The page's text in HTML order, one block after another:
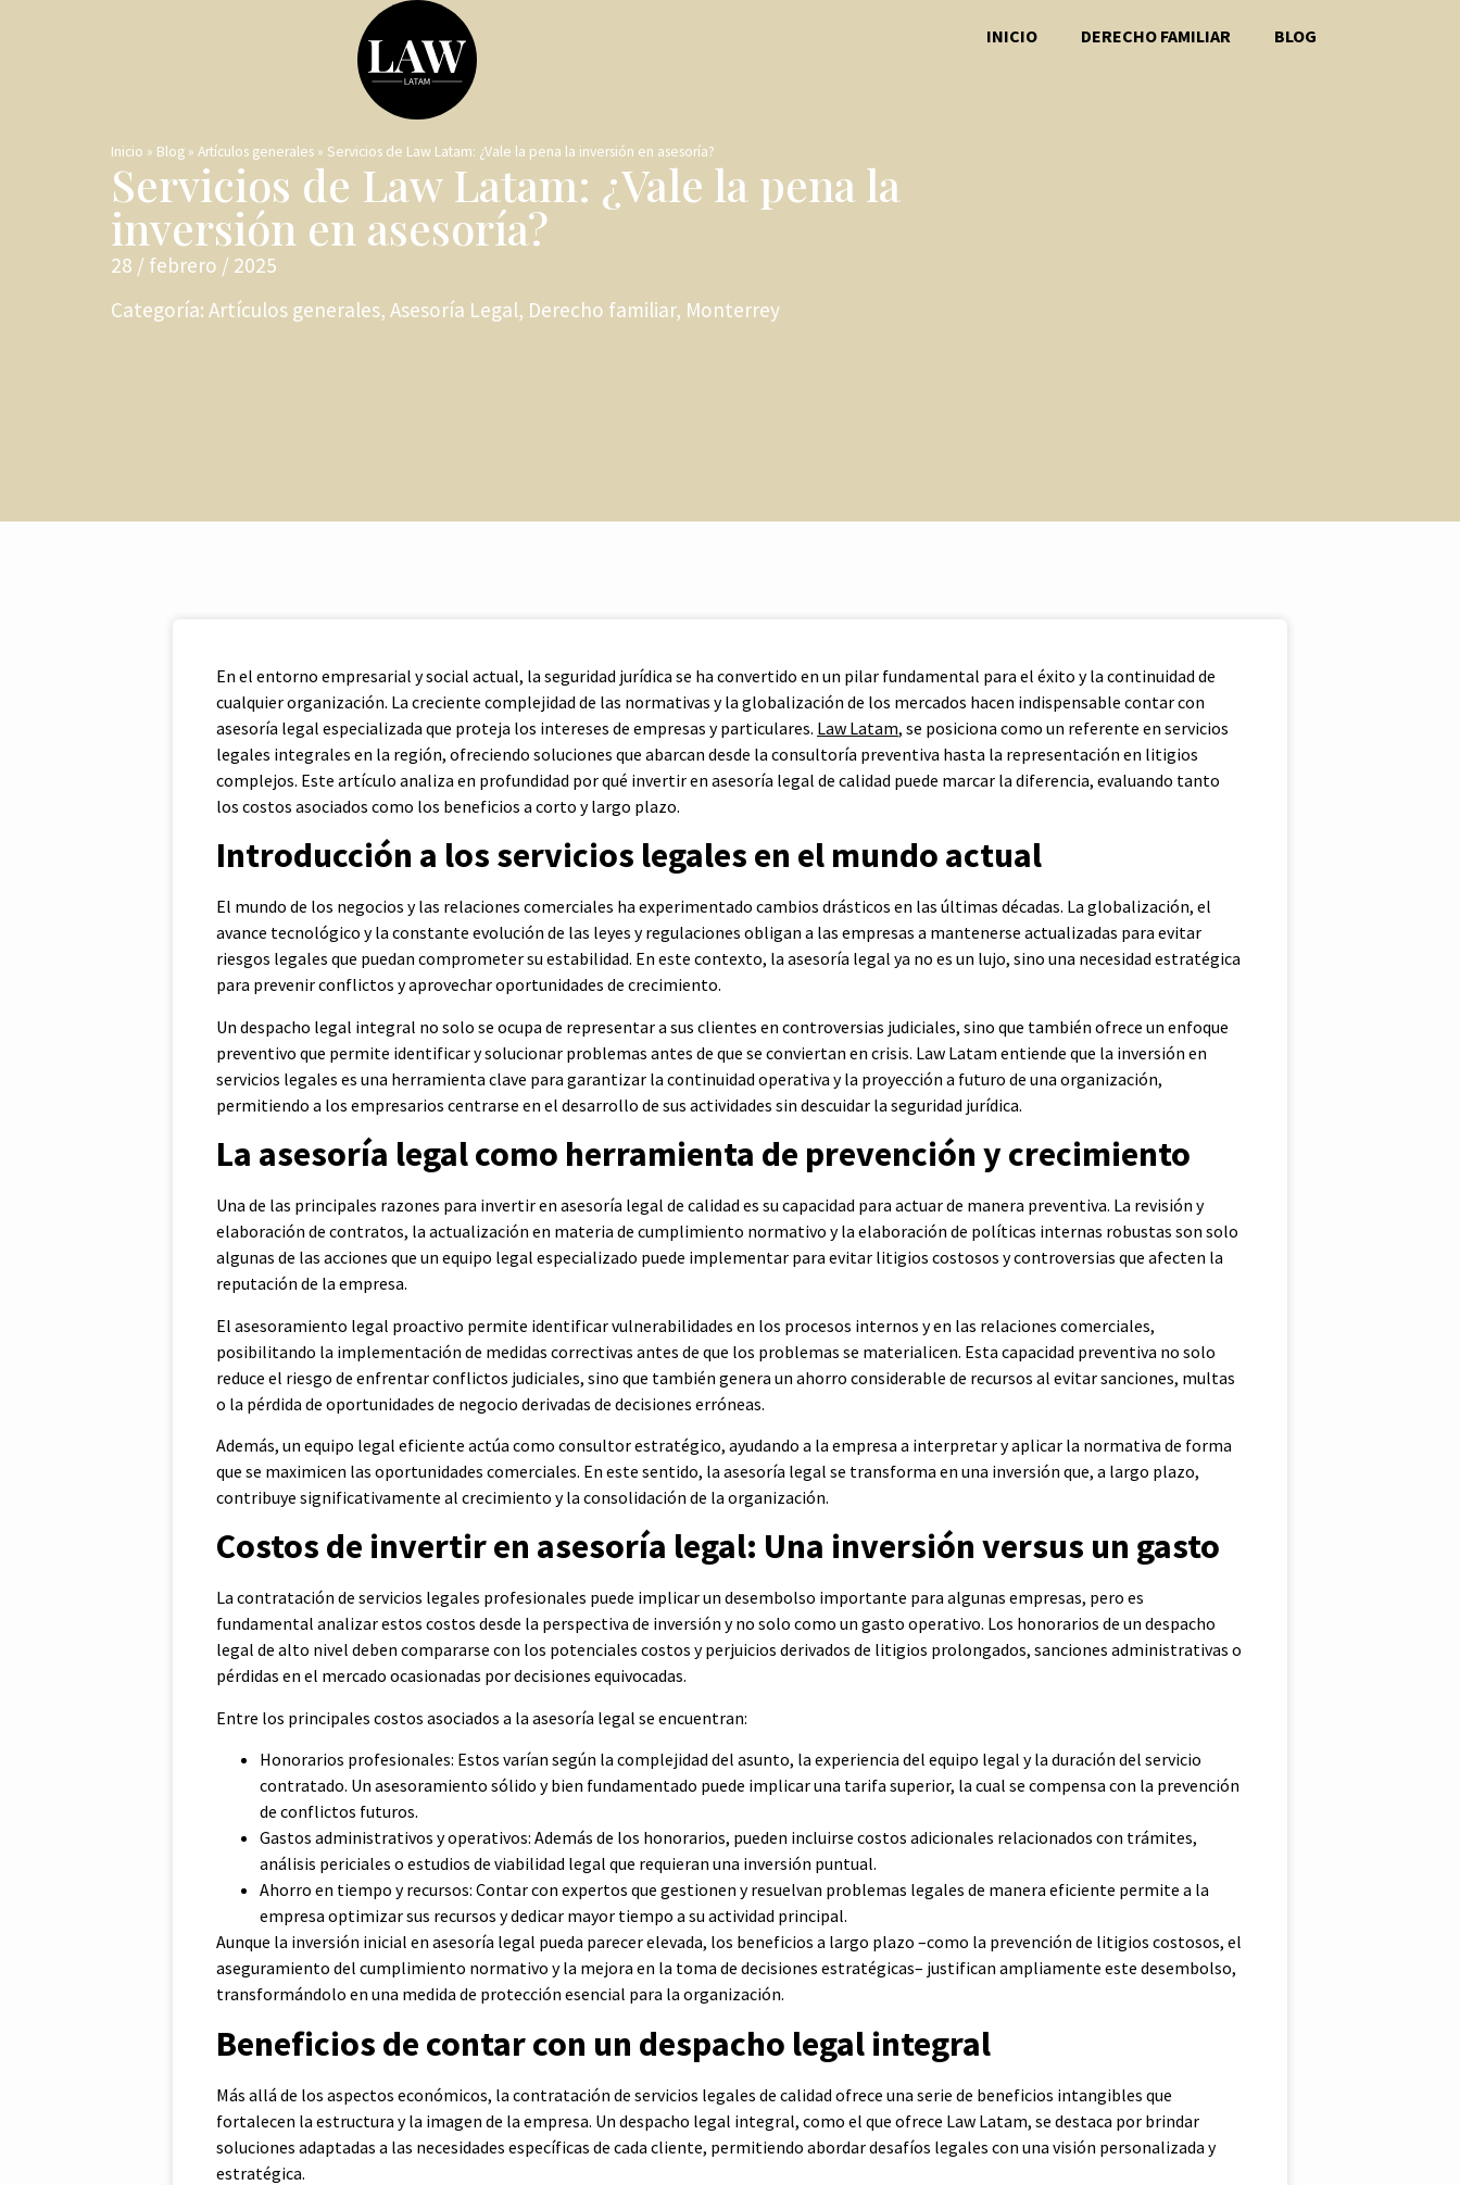
INICIO DERECHO FAMILIAR BLOG
Inicio » Blog » Artículos generales » Servicios de Law Latam: ¿Vale la pena la inversión en asesoría?
Servicios de Law Latam: ¿Vale la pena la
inversión en asesoría?
28 / febrero / 2025
Categoría: Artículos generales, Asesoría Legal, Derecho familiar, Monterrey
En el entorno empresarial y social actual, la seguridad jurídica se ha convertido en un pilar fundamental para el éxito y la continuidad de
cualquier organización. La creciente complejidad de las normativas y la globalización de los mercados hacen indispensable contar con
asesoría legal especializada que proteja los intereses de empresas y particulares. Law Latam, se posiciona como un referente en servicios
legales integrales en la región, ofreciendo soluciones que abarcan desde la consultoría preventiva hasta la representación en litigios
complejos. Este artículo analiza en profundidad por qué invertir en asesoría legal de calidad puede marcar la diferencia, evaluando tanto
los costos asociados como los beneficios a corto y largo plazo.
Introducción a los servicios legales en el mundo actual
El mundo de los negocios y las relaciones comerciales ha experimentado cambios drásticos en las últimas décadas. La globalización, el
avance tecnológico y la constante evolución de las leyes y regulaciones obligan a las empresas a mantenerse actualizadas para evitar
riesgos legales que puedan comprometer su estabilidad. En este contexto, la asesoría legal ya no es un lujo, sino una necesidad estratégica
para prevenir conflictos y aprovechar oportunidades de crecimiento.
Un despacho legal integral no solo se ocupa de representar a sus clientes en controversias judiciales, sino que también ofrece un enfoque
preventivo que permite identificar y solucionar problemas antes de que se conviertan en crisis. Law Latam entiende que la inversión en
servicios legales es una herramienta clave para garantizar la continuidad operativa y la proyección a futuro de una organización,
permitiendo a los empresarios centrarse en el desarrollo de sus actividades sin descuidar la seguridad jurídica.
La asesoría legal como herramienta de prevención y crecimiento
Una de las principales razones para invertir en asesoría legal de calidad es su capacidad para actuar de manera preventiva. La revisión y
elaboración de contratos, la actualización en materia de cumplimiento normativo y la elaboración de políticas internas robustas son solo
algunas de las acciones que un equipo legal especializado puede implementar para evitar litigios costosos y controversias que afecten la
reputación de la empresa.
El asesoramiento legal proactivo permite identificar vulnerabilidades en los procesos internos y en las relaciones comerciales,
posibilitando la implementación de medidas correctivas antes de que los problemas se materialicen. Esta capacidad preventiva no solo
reduce el riesgo de enfrentar conflictos judiciales, sino que también genera un ahorro considerable de recursos al evitar sanciones, multas
o la pérdida de oportunidades de negocio derivadas de decisiones erróneas.
Además, un equipo legal eficiente actúa como consultor estratégico, ayudando a la empresa a interpretar y aplicar la normativa de forma
que se maximicen las oportunidades comerciales. En este sentido, la asesoría legal se transforma en una inversión que, a largo plazo,
contribuye significativamente al crecimiento y la consolidación de la organización.
Costos de invertir en asesoría legal: Una inversión versus un gasto
La contratación de servicios legales profesionales puede implicar un desembolso importante para algunas empresas, pero es
fundamental analizar estos costos desde la perspectiva de inversión y no solo como un gasto operativo. Los honorarios de un despacho
legal de alto nivel deben compararse con los potenciales costos y perjuicios derivados de litigios prolongados, sanciones administrativas o
pérdidas en el mercado ocasionadas por decisiones equivocadas.
Entre los principales costos asociados a la asesoría legal se encuentran:
Honorarios profesionales: Estos varían según la complejidad del asunto, la experiencia del equipo legal y la duración del servicio
contratado. Un asesoramiento sólido y bien fundamentado puede implicar una tarifa superior, la cual se compensa con la prevención
de conflictos futuros.
Gastos administrativos y operativos: Además de los honorarios, pueden incluirse costos adicionales relacionados con trámites,
análisis periciales o estudios de viabilidad legal que requieran una inversión puntual.
Ahorro en tiempo y recursos: Contar con expertos que gestionen y resuelvan problemas legales de manera eficiente permite a la
empresa optimizar sus recursos y dedicar mayor tiempo a su actividad principal.
Aunque la inversión inicial en asesoría legal pueda parecer elevada, los beneficios a largo plazo –como la prevención de litigios costosos, el
aseguramiento del cumplimiento normativo y la mejora en la toma de decisiones estratégicas– justifican ampliamente este desembolso,
transformándolo en una medida de protección esencial para la organización.
Beneficios de contar con un despacho legal integral
Más allá de los aspectos económicos, la contratación de servicios legales de calidad ofrece una serie de beneficios intangibles que
fortalecen la estructura y la imagen de la empresa. Un despacho legal integral, como el que ofrece Law Latam, se destaca por brindar
soluciones adaptadas a las necesidades específicas de cada cliente, permitiendo abordar desafíos legales con una visión personalizada y
estratégica.